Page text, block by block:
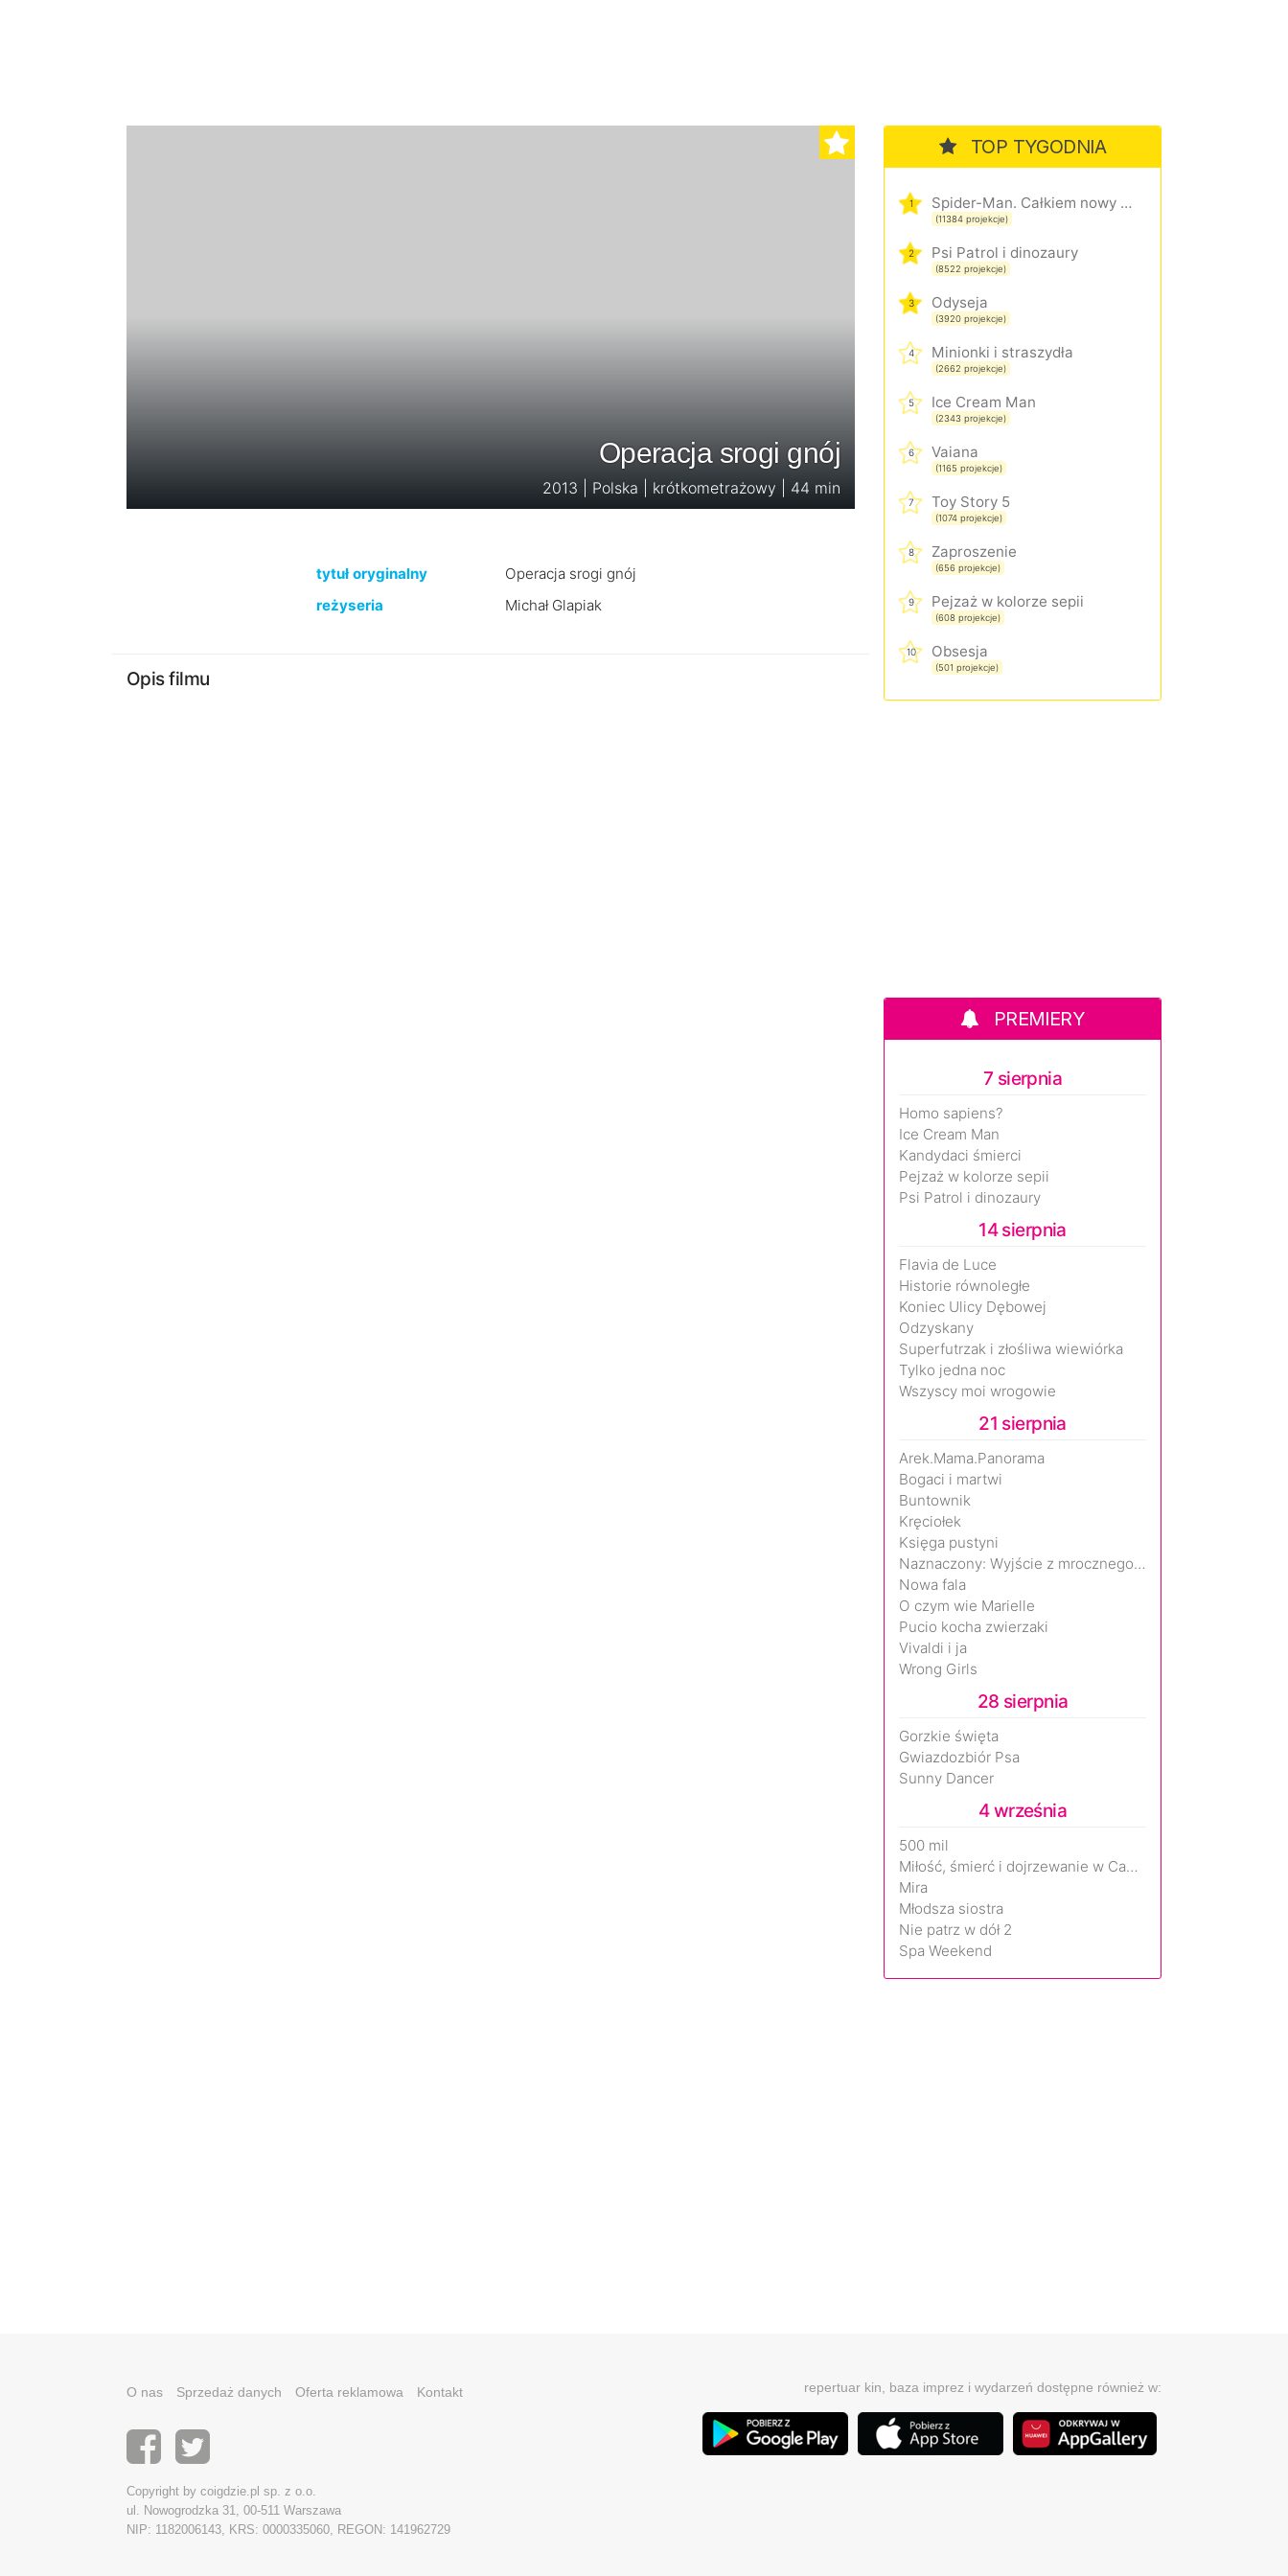
Operacja srogi gnój
2013 | Polska | krótkometrażowy | 44 min
tytuł oryginalny
Operacja srogi gnój
reżyseria
Michał Glapiak
Opis filmu
TOP TYGODNIA
1 Spider-Man. Całkiem nowy dzień
(11384 projekcje)
2 Psi Patrol i dinozaury
(8522 projekcje)
3 Odyseja
(3920 projekcje)
4 Minionki i straszydła
(2662 projekcje)
5 Ice Cream Man
(2343 projekcje)
6 Vaiana
(1165 projekcje)
7 Toy Story 5
(1074 projekcje)
8 Zaproszenie
(656 projekcje)
9 Pejzaż w kolorze sepii
(608 projekcje)
10 Obsesja
(501 projekcje)
PREMIERY
7 sierpnia
Homo sapiens?
Ice Cream Man
Kandydaci śmierci
Pejzaż w kolorze sepii
Psi Patrol i dinozaury
14 sierpnia
Flavia de Luce
Historie równoległe
Koniec Ulicy Dębowej
Odzyskany
Superfutrzak i złośliwa wiewiórka
Tylko jedna noc
Wszyscy moi wrogowie
21 sierpnia
Arek.Mama.Panorama
Bogaci i martwi
Buntownik
Kręciołek
Księga pustyni
Naznaczony: Wyjście z mrocznego wymiaru
Nowa fala
O czym wie Marielle
Pucio kocha zwierzaki
Vivaldi i ja
Wrong Girls
28 sierpnia
Gorzkie święta
Gwiazdozbiór Psa
Sunny Dancer
4 września
500 mil
Miłość, śmierć i dojrzewanie w Camp Miasma
Mira
Młodsza siostra
Nie patrz w dół 2
Spa Weekend
O nas Sprzedaż danych Oferta reklamowa Kontakt
Copyright by coigdzie.pl sp. z o.o.
ul. Nowogrodzka 31, 00-511 Warszawa
NIP: 1182006143, KRS: 0000335060, REGON: 141962729
repertuar kin, baza imprez i wydarzeń dostępne również w: